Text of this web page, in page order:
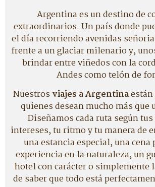
Argentina es un destino de
extraordinarios. Un país donde
el día recorriendo avenidas
frente a un glaciar milenario y,
brindar entre viñedos con la
Andes como telón de
Nuestrosviajes a Argentinaestán
quienes desean mucho más
Diseñamos cada ruta según
intereses, tu ritmo y tu manera de
una estancia especial, una cena
experiencia en la naturaleza, un
hotel con carácter o simplemente
de saber que todo está